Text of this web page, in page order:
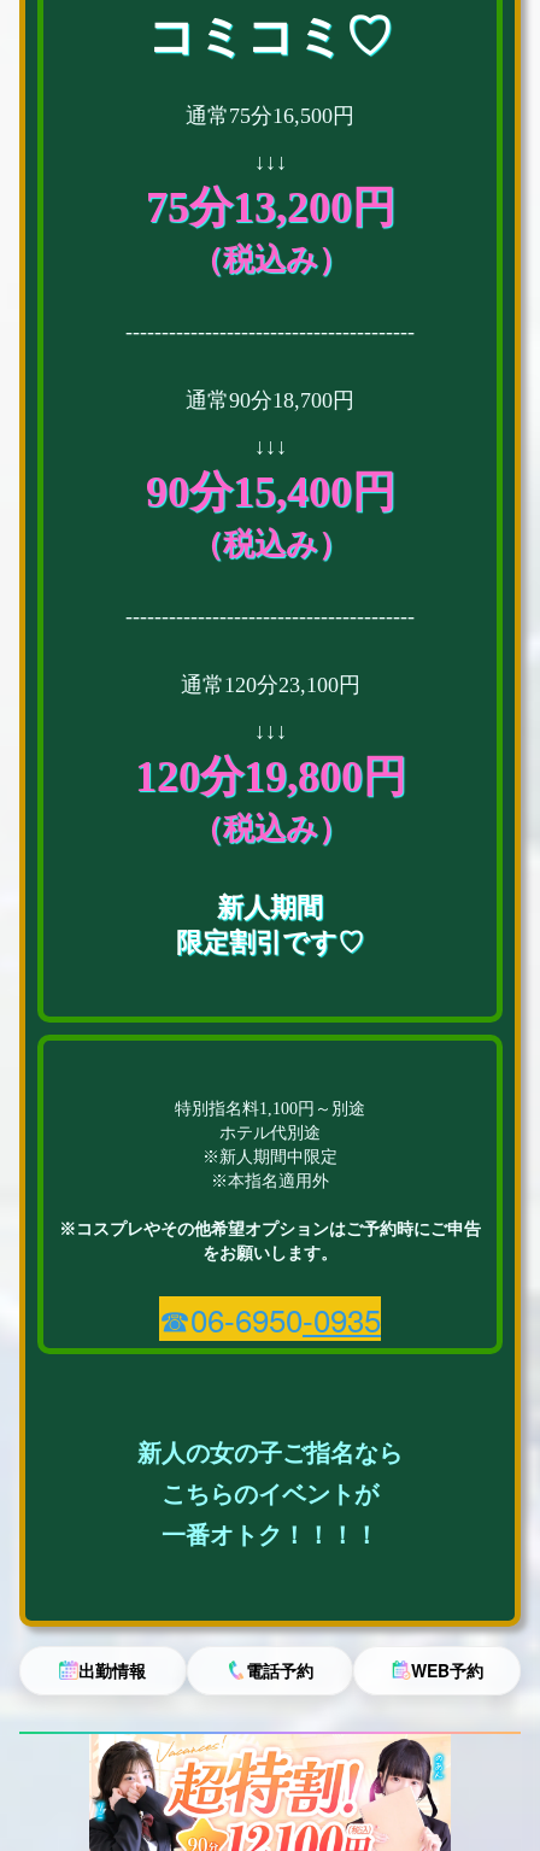
コミコミ♡
通常75分16,500円
↓↓↓
75分13,200円
（税込み）
----------------------------------------
通常90分18,700円
↓↓↓
90分15,400円
（税込み）
----------------------------------------
通常120分23,100円
↓↓↓
120分19,800円
（税込み）
新人期間
限定割引です♡
特別指名料1,100円～別途
ホテル代別途
※新人期間中限定
※本指名適用外
※コスプレやその他希望オプションはご予約時にご申告
をお願いします。
☎06-6950-0935
新人の女の子ご指名なら
こちらのイベントが
一番オトク！！！！
出勤情報 電話予約 WEB予約